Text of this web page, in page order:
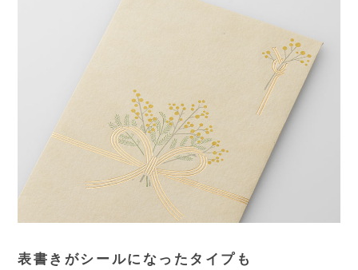
表書きがシールになったタイプも